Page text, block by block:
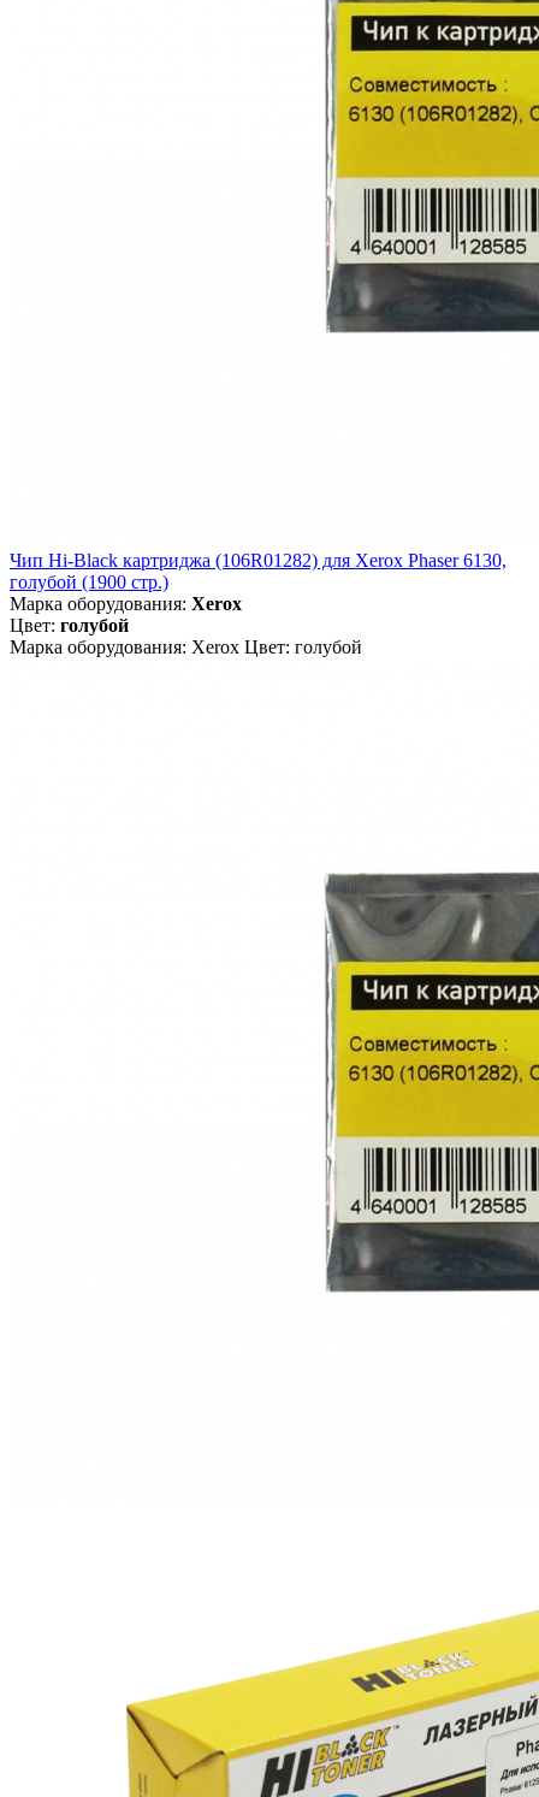
Чип Hi-Black картриджа (106R01282) для Xerox Phaser 6130,
голубой (1900 стр.)
Марка оборудования: Xerox
Цвет: голубой
Марка оборудования: Xerox Цвет: голубой